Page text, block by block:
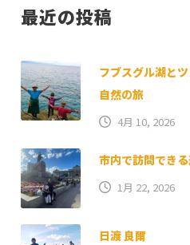
最近の投稿
フブスグル湖と
自然の旅
4月 10, 2026
市内で訪問でき
1月 22, 2026
日渡 良爾